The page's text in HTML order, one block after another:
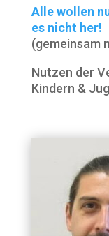
Alle wollen
es nicht her!
(gemeinsam
Nutzen der
Kindern &